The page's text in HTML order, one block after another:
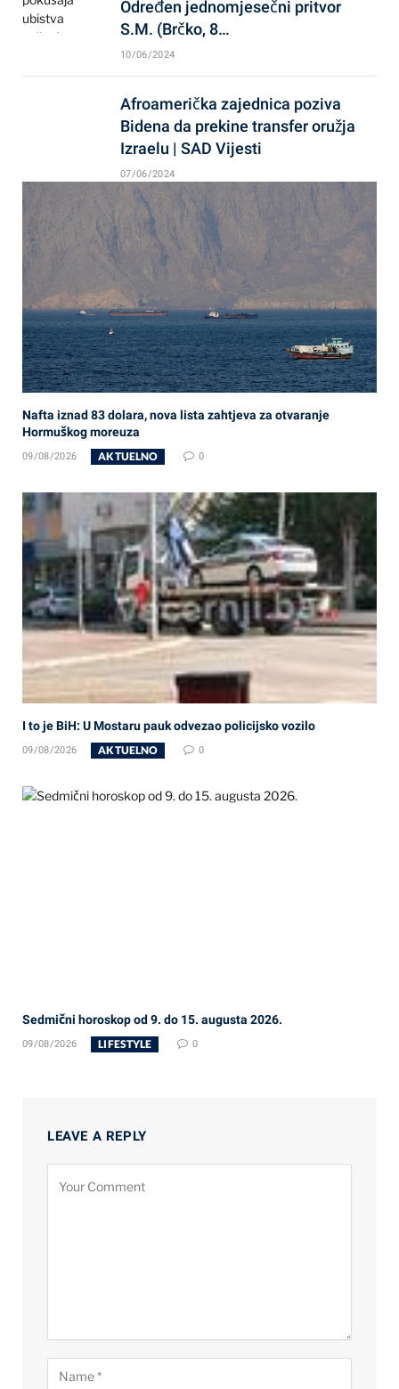
Određen jednomjesečni pritvor
S.M. (Brčko, 8…
10/06/2024
Afroamerička zajednica poziva
Bidena da prekine transfer oružja
Izraelu | SAD Vijesti
07/06/2024
Nafta iznad 83 dolara, nova lista zahtjeva za otvaranje
Hormuškog moreuza
09/08/2026 AKTUELNO 0
I to je BiH: U Mostaru pauk odvezao policijsko vozilo
09/08/2026 AKTUELNO 0
Sedmični horoskop od 9. do 15. augusta 2026.
09/08/2026 LIFESTYLE 0
LEAVE A REPLY